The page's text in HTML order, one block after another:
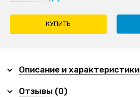
КУПИТЬ
Описание и характеристики
Отзывы (0)